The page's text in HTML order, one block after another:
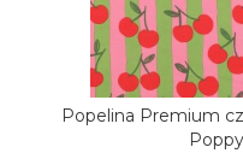
Popelina Premium
Poppy